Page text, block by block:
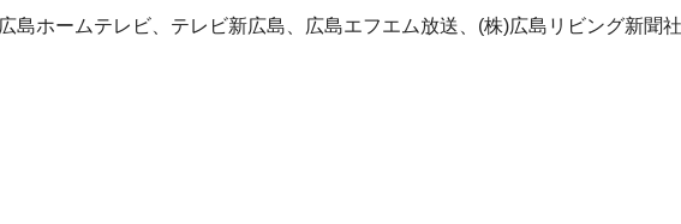
ホームテレビ、テレビ新広島、広島エフエム放送、(株)広島リビング新聞